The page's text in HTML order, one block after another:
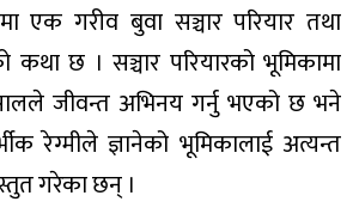
एक गरीव बुवा सञ्चार परियार तथा
कथा छ । सञ्चार परियारको भूमिकामा
जीवन्त अभिनय गर्नु भएको छ भने
रेग्मीले ज्ञानेको भूमिकालाई अत्यन्त
गरेका छन् ।